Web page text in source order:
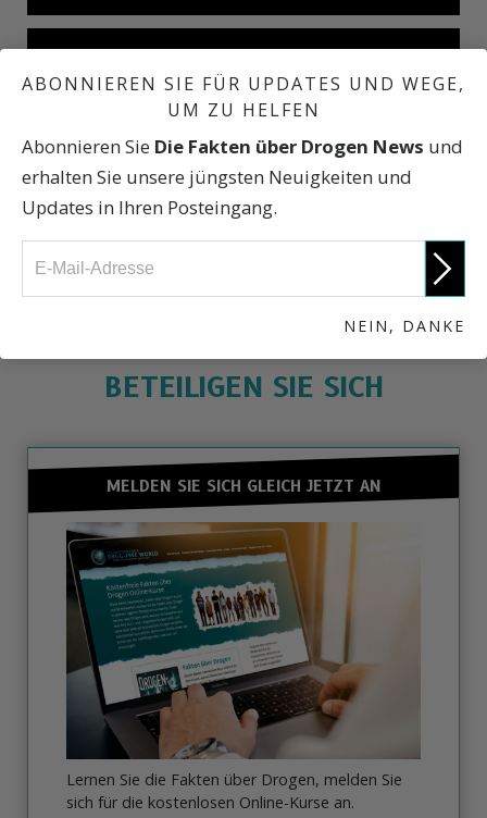
Was Dealer sagen
BETEILIGEN SIE SICH
MELDEN SIE SICH GLEICH JETZT AN
Lernen Sie die Fakten über Drogen, melden Sie
sich für die kostenlosen Online-Kurse an.
ABONNIEREN SIE FÜR UPDATES UND WEGE,
UM ZU HELFEN
Abonnieren Sie Die Fakten über Drogen News und
erhalten Sie unsere jüngsten Neuigkeiten und
Updates in Ihren Posteingang.
NEIN, DANKE